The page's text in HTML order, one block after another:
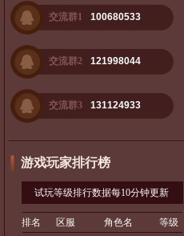
交流群1 100680533
交流群2 121998044
交流群3 131124933
游戏玩家排行榜
试玩等级排行数据每10分钟更新
排名 区服 角色名
等级